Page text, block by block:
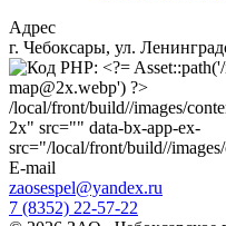
Адрес
г. Чебоксары, ул.
/local/front/build//images/
2x" src="" data-bx-app-ex-
src="/local/front/build//
E-mail
zaosespel@yandex.ru
7 (8352) 22-57-22